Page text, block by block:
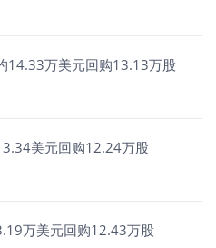
14.33万美元回购13.13万股
美元回购12.24万股
万美元回购12.43万股